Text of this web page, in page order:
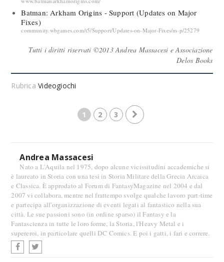
Batman: Arkham Origins - Support (Updates on Major
Fixes)
community.wbgames.com/t5/Support/Updates-on-Major-Fixes/m-p/25279
Tutti i diritti riservati ©2013 Andrea Massacesi e Associazione
Delos Books
RubricaVideogiochi
1 2 3
Andrea Massacesi
Nato a L'Aquila nel 1975, dopo alcune vicissitudini accademiche si
è laureato in Storia con una tesi in Storia Militare della Grecia Arcaica
e Classica. È approdato al Forum di FantasyMagazine nel 2004 e dal
2007 vi collabora, mentre nel frattempo svolge qualche lavoro part-time
e partecipa all'organizzazione di eventi legati al fantastico nella sua
città. Le sue passioni sono (in ordine sparso) il Fantasy e la
Fantascienza in tutte le loro forme, la Storia, l'Heavy Metal e i
supereroi, in particolare quelli DC Comics. E poi i gatti, i fari e correre.